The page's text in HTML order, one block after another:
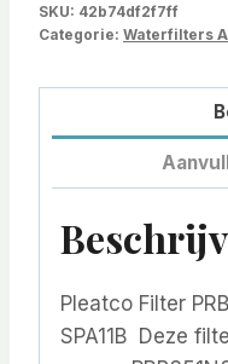
SKU: 42b74df2f7ff
Categorie: Waterfilters
Pleatco Filter
SPA11B Deze